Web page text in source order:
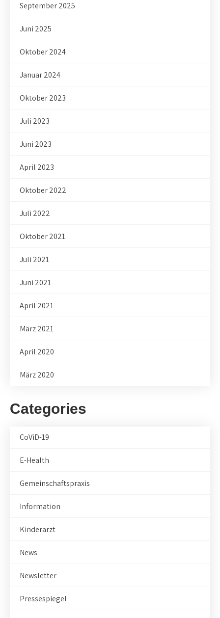
September 2025
Juni 2025
Oktober 2024
Januar 2024
Oktober 2023
Juli 2023
Juni 2023
April 2023
Oktober 2022
Juli 2022
Oktober 2021
Juli 2021
Juni 2021
April 2021
März 2021
April 2020
März 2020
Categories
CoViD-19
E-Health
Gemeinschaftspraxis
Information
Kinderarzt
News
Newsletter
Pressespiegel